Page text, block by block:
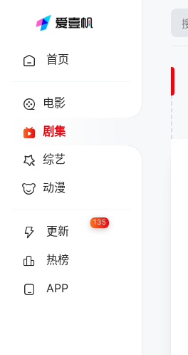
首页
电影
剧集
综艺
动漫
更新
135
热榜
APP